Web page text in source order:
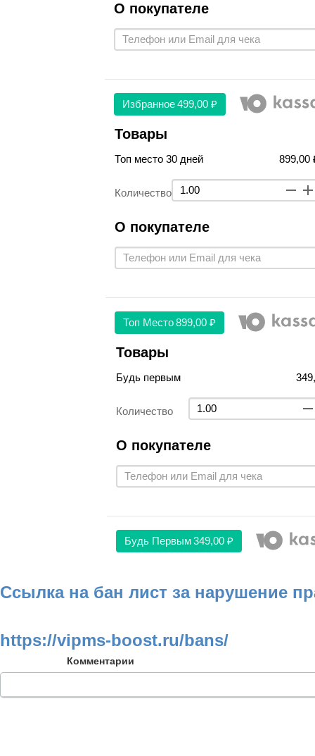
О покупателе
Избранное 499,00 ₽
Товары
Топ место 30 дней 899,00
Количество
О покупателе
Топ Место 899,00 ₽
Товары
Будь первым
Количество
О покупателе
Будь Первым349,00 ₽
Ссылка на бан лист за нарушение
https://vipms-boost.ru/bans/
Комментарии